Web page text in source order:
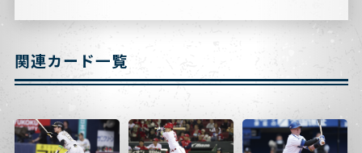
関連カード一覧